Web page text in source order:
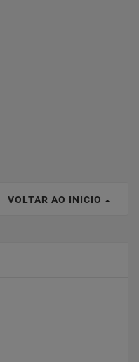
VOLTAR AO INICIO